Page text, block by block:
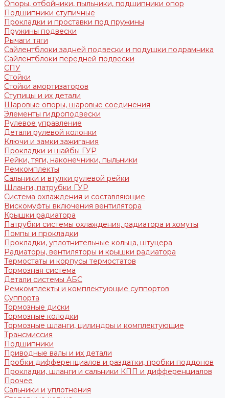
Опоры, отбойники, пыльники, подшипники опор
Подшипники ступичные
Прокладки и проставки под пружины
Пружины подвески
Рычаги тяги
Сайлентблоки задней подвески и подушки подрамника
Сайлентблоки передней подвески
СПУ
Стойки
Стойки амортизаторов
Ступицы и их детали
Шаровые опоры, шаровые соединения
Элементы гидроподвески
Рулевое управление
Детали рулевой колонки
Ключи и замки зажигания
Прокладки и шайбы ГУР
Рейки, тяги, наконечники, пыльники
Ремкомплекты
Сальники и втулки рулевой рейки
Шланги, патрубки ГУР
Система охлаждения и составляющие
Вискомуфты включения вентилятора
Крышки радиатора
Патрубки системы охлаждения, радиатора и хомуты
Помпы и прокладки
Прокладки, уплотнительные кольца, штуцера
Радиаторы, вентиляторы и крышки радиатора
Термостаты и корпусы термостатов
Тормозная система
Детали системы АБС
Ремкомплекты и комплектующие суппортов
Суппорта
Тормозные диски
Тормозные колодки
Тормозные шланги, цилиндры и комплектующие
Трансмиссия
Подшипники
Приводные валы и их детали
Пробки дифференциалов и раздатки, пробки поддонов
Прокладки, шланги и сальники КПП и дифференциалов
Прочее
Сальники и уплотнения